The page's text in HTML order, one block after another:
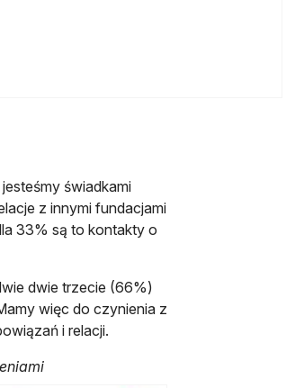
świadkami
z innymi fundacjami
33% są to kontakty o
dwie trzecie (66%)
więc do czynienia z
i relacji.